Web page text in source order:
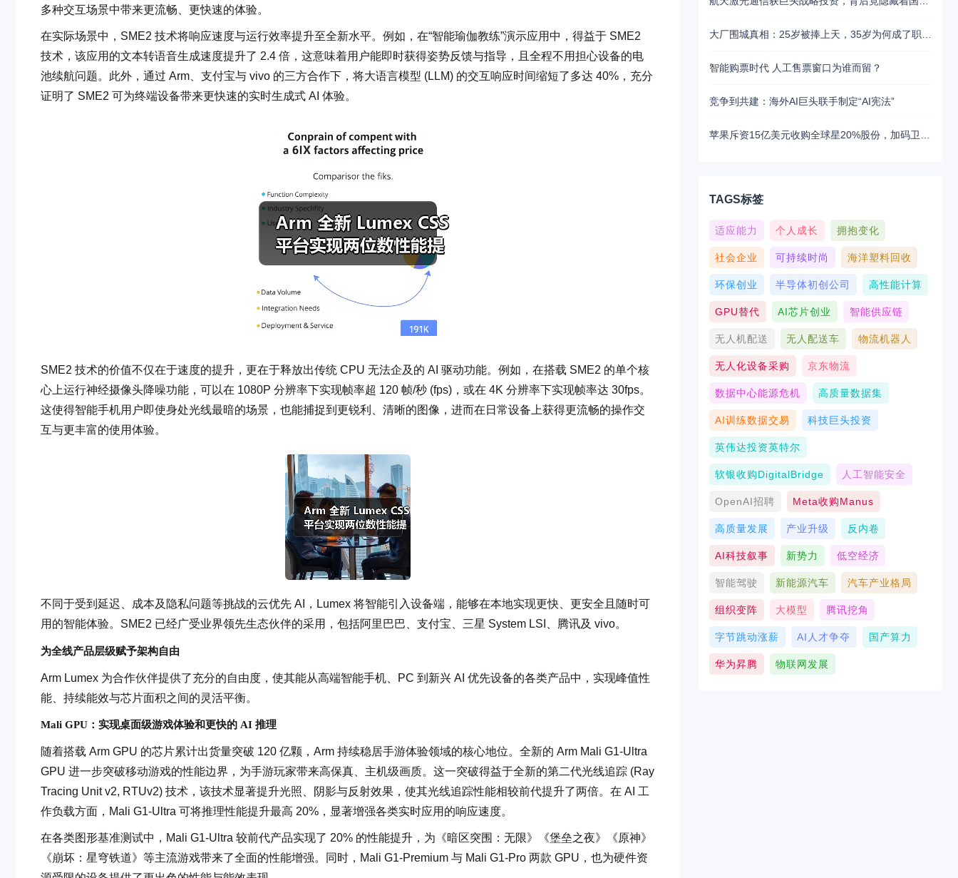
多种交互场景中带来更流畅、更快速的体验。
在实际场景中，SME2 技术将响应速度与运行效率提升至全新水平。例如，在“智能瑜伽教练”演示应用中，得益于 SME2
技术，该应用的文本转语音生成速度提升了 2.4 倍，这意味着用户能即时获得姿势反馈与指导，且全程不用担心设备的电
池续航问题。此外，通过 Arm、支付宝与 vivo 的三方合作下，将大语言模型 (LLM) 的交互响应时间缩短了多达 40%，充分
证明了 SME2 可为终端设备带来更快速的实时生成式 AI 体验。
SME2 技术的价值不仅在于速度的提升，更在于释放出传统 CPU 无法企及的 AI 驱动功能。例如，在搭载 SME2 的单个核
心上运行神经摄像头降噪功能，可以在 1080P 分辨率下实现帧率超 120 帧/秒 (fps)，或在 4K 分辨率下实现帧率达 30fps。
这使得智能手机用户即使身处光线最暗的场景，也能捕捉到更锐利、清晰的图像，进而在日常设备上获得更流畅的操作交
互与更丰富的使用体验。
不同于受到延迟、成本及隐私问题等挑战的云优先 AI，Lumex 将智能引入设备端，能够在本地实现更快、更安全且随时可
用的智能体验。SME2 已经广受业界领先生态伙伴的采用，包括阿里巴巴、支付宝、三星 System LSI、腾讯及 vivo。
为全线产品层级赋予架构自由
Arm Lumex 为合作伙伴提供了充分的自由度，使其能从高端智能手机、PC 到新兴 AI 优先设备的各类产品中，实现峰值性
能、持续能效与芯片面积之间的灵活平衡。
Mali GPU：实现桌面级游戏体验和更快的 AI 推理
随着搭载 Arm GPU 的芯片累计出货量突破 120 亿颗，Arm 持续稳居手游体验领域的核心地位。全新的 Arm Mali G1-Ultra
GPU 进一步突破移动游戏的性能边界，为手游玩家带来高保真、主机级画质。这一突破得益于全新的第二代光线追踪 (Ray
Tracing Unit v2, RTUv2) 技术，该技术显著提升光照、阴影与反射效果，使其光线追踪性能相较前代提升了两倍。在 AI 工
作负载方面，Mali G1-Ultra 可将推理性能提升最高 20%，显著增强各类实时应用的响应速度。
在各类图形基准测试中，Mali G1-Ultra 较前代产品实现了 20% 的性能提升，为《暗区突围：无限》《堡垒之夜》《原神》
《崩坏：星穹铁道》等主流游戏带来了全面的性能增强。同时，Mali G1-Premium 与 Mali G1-Pro 两款 GPU，也为硬件资
智能购票时代 人工售票窗口为谁而留？
竞争到共建：海外AI巨头联手制定“AI宪法”
TAGS标签
适应能力 个人成长 拥抱变化
社会企业 可持续时尚 海洋塑料回收
环保创业 半导体初创公司 高性能计算
GPU替代 AI芯片创业 智能供应链
无人机配送 无人配送车 物流机器人
无人化设备采购 京东物流
数据中心能源危机 高质量数据集
AI训练数据交易 科技巨头投资
英伟达投资英特尔
软银收购DigitalBridge 人工智能安全
OpenAI招聘 Meta收购Manus
高质量发展 产业升级 反内卷
AI科技叙事 新势力 低空经济
智能驾驶 新能源汽车 汽车产业格局
组织变阵 大模型 腾讯挖角
字节跳动涨薪 AI人才争夺 国产算力
华为昇腾 物联网发展